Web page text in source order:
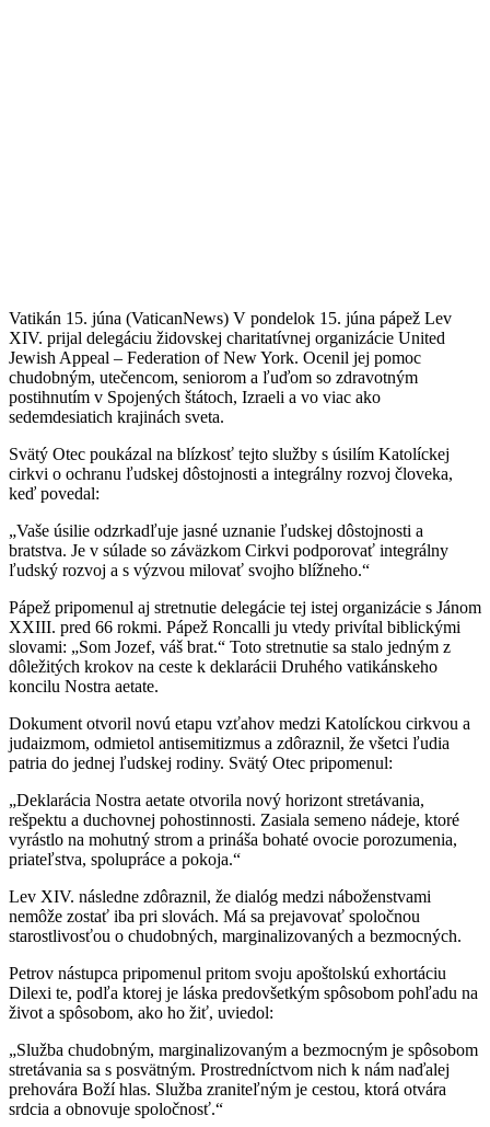
Vatikán 15. júna (VaticanNews) V pondelok 15. júna pápež Lev
XIV. prijal delegáciu židovskej charitatívnej organizácie United
Jewish Appeal – Federation of New York. Ocenil jej pomoc
chudobným, utečencom, seniorom a ľuďom so zdravotným
postihnutím v Spojených štátoch, Izraeli a vo viac ako
sedemdesiatich krajinách sveta.
Svätý Otec poukázal na blízkosť tejto služby s úsilím Katolíckej
cirkvi o ochranu ľudskej dôstojnosti a integrálny rozvoj človeka,
keď povedal:
„Vaše úsilie odzrkadľuje jasné uznanie ľudskej dôstojnosti a
bratstva. Je v súlade so záväzkom Cirkvi podporovať integrálny
ľudský rozvoj a s výzvou milovať svojho blížneho.“
Pápež pripomenul aj stretnutie delegácie tej istej organizácie s Jánom
XXIII. pred 66 rokmi. Pápež Roncalli ju vtedy privítal biblickými
slovami: „Som Jozef, váš brat.“ Toto stretnutie sa stalo jedným z
dôležitých krokov na ceste k deklarácii Druhého vatikánskeho
koncilu Nostra aetate.
Dokument otvoril novú etapu vzťahov medzi Katolíckou cirkvou a
judaizmom, odmietol antisemitizmus a zdôraznil, že všetci ľudia
patria do jednej ľudskej rodiny. Svätý Otec pripomenul:
„Deklarácia Nostra aetate otvorila nový horizont stretávania,
rešpektu a duchovnej pohostinnosti. Zasiala semeno nádeje, ktoré
vyrástlo na mohutný strom a prináša bohaté ovocie porozumenia,
priateľstva, spolupráce a pokoja.“
Lev XIV. následne zdôraznil, že dialóg medzi náboženstvami
nemôže zostať iba pri slovách. Má sa prejavovať spoločnou
starostlivosťou o chudobných, marginalizovaných a bezmocných.
Petrov nástupca pripomenul pritom svoju apoštolskú exhortáciu
Dilexi te, podľa ktorej je láska predovšetkým spôsobom pohľadu na
život a spôsobom, ako ho žiť, uviedol:
„Služba chudobným, marginalizovaným a bezmocným je spôsobom
stretávania sa s posvätným. Prostredníctvom nich k nám naďalej
prehovára Boží hlas. Služba zraniteľným je cestou, ktorá otvára
srdcia a obnovuje spoločnosť.“